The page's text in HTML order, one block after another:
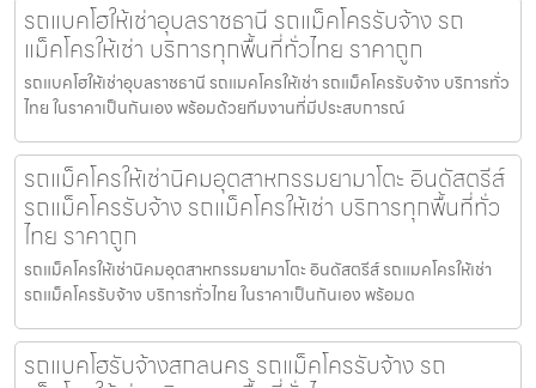
รถแบคโฮให้เช่าอุบลราชธานี รถแม็คโครรับจ้าง รถ
แม็คโครให้เช่า บริการทุกพื้นที่ทั่วไทย ราคาถูก
รถแบคโฮให้เช่าอุบลราชธานี รถแมคโครให้เช่า รถแม็คโครรับจ้าง บริการทั่ว
ไทย ในราคาเป็นกันเอง พร้อมด้วยทีมงานที่มีประสบการณ์
รถแม็คโครให้เช่านิคมอุตสาหกรรมยามาโตะ อินดัสตรีส์
รถแม็คโครรับจ้าง รถแม็คโครให้เช่า บริการทุกพื้นที่ทั่ว
ไทย ราคาถูก
รถแม็คโครให้เช่านิคมอุตสาหกรรมยามาโตะ อินดัสตรีส์ รถแมคโครให้เช่า
รถแม็คโครรับจ้าง บริการทั่วไทย ในราคาเป็นกันเอง พร้อมด
รถแบคโฮรับจ้างสกลนคร รถแม็คโครรับจ้าง รถ